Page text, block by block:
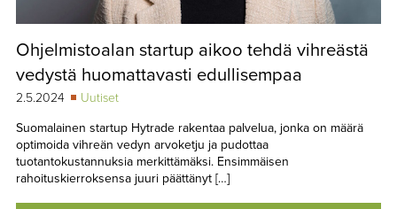
Ohjelmistoalan startup aikoo tehdä vihreästä
vedystä huomattavasti edullisempaa
2.5.2024
Uutiset
Suomalainen startup Hytrade rakentaa palvelua, jonka on määrä
optimoida vihreän vedyn arvoketju ja pudottaa
tuotantokustannuksia merkittämäksi. Ensimmäisen
rahoituskierroksensa juuri päättänyt […]